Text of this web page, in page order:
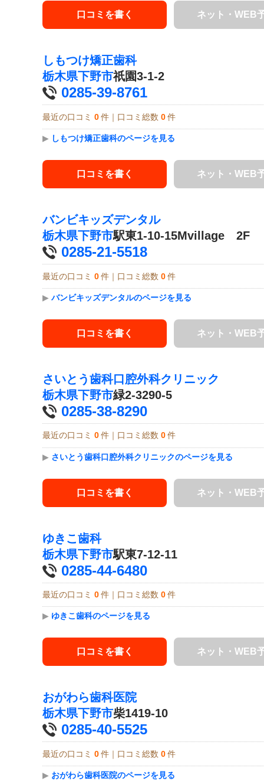
口コミを書く ネット・WEB
しもつけ矯正歯科
栃木県下野市祇園3-1-2
0285-39-8761
最近の口コミ 0 件｜口コミ総数 0 件
▶ しもつけ矯正歯科のページを見る
口コミを書く ネット・WEB
バンビキッズデンタル
栃木県下野市駅東1-10-15Mvillage 2F
0285-21-5518
最近の口コミ 0 件｜口コミ総数 0 件
▶ バンビキッズデンタルのページを見る
口コミを書く ネット・WEB
さいとう歯科口腔外科クリニック
栃木県下野市緑2-3290-5
0285-38-8290
最近の口コミ 0 件｜口コミ総数 0 件
▶ さいとう歯科口腔外科クリニックのページを見る
口コミを書く ネット・WEB
ゆきこ歯科
栃木県下野市駅東7-12-11
0285-44-6480
最近の口コミ 0 件｜口コミ総数 0 件
▶ ゆきこ歯科のページを見る
口コミを書く ネット・WEB
おがわら歯科医院
栃木県下野市柴1419-10
0285-40-5525
最近の口コミ 0 件｜口コミ総数 0 件
▶ おがわら歯科医院のページを見る